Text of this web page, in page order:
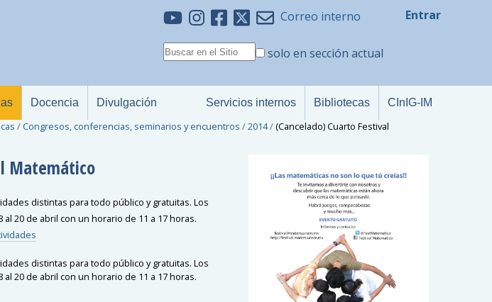
Correo interno
solo en sección actual
Entrar
Docencia Divulgación Servicios internos Bibliotecas CInIG-IM
/ Congresos, conferencias, seminarios y encuentros /2014/(Cancelado) Cuarto Festival
Matemático
distintas para todo público y gratuitas. Los
20 de abril con un horario de 11 a 17 horas.
distintas para todo público y gratuitas. Los
20 de abril con un horario de 11 a 17 horas.